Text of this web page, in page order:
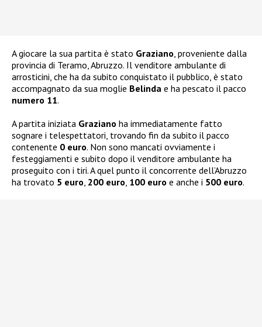
A giocare la sua partita è stato Graziano, proveniente dalla
provincia di Teramo, Abruzzo. Il venditore ambulante di
arrosticini, che ha da subito conquistato il pubblico, è stato
accompagnato da sua moglie Belinda e ha pescato il pacco
numero 11.
A partita iniziata Graziano ha immediatamente fatto
sognare i telespettatori, trovando fin da subito il pacco
contenente 0 euro. Non sono mancati ovviamente i
festeggiamenti e subito dopo il venditore ambulante ha
proseguito con i tiri. A quel punto il concorrente dell’Abruzzo
ha trovato 5 euro, 200 euro, 100 euro e anche i 500 euro.